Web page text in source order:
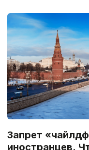
Запрет
иностранцев.